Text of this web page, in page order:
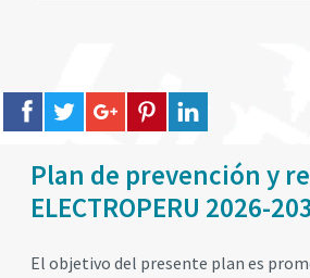
Plan de prevención y
ELECTROPERU 2026-
El objetivo del presente plan es